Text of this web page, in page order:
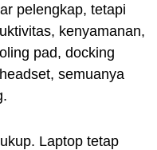
pelengkap, tetapi
kenyamanan,
pad, docking
semuanya
Laptop tetap